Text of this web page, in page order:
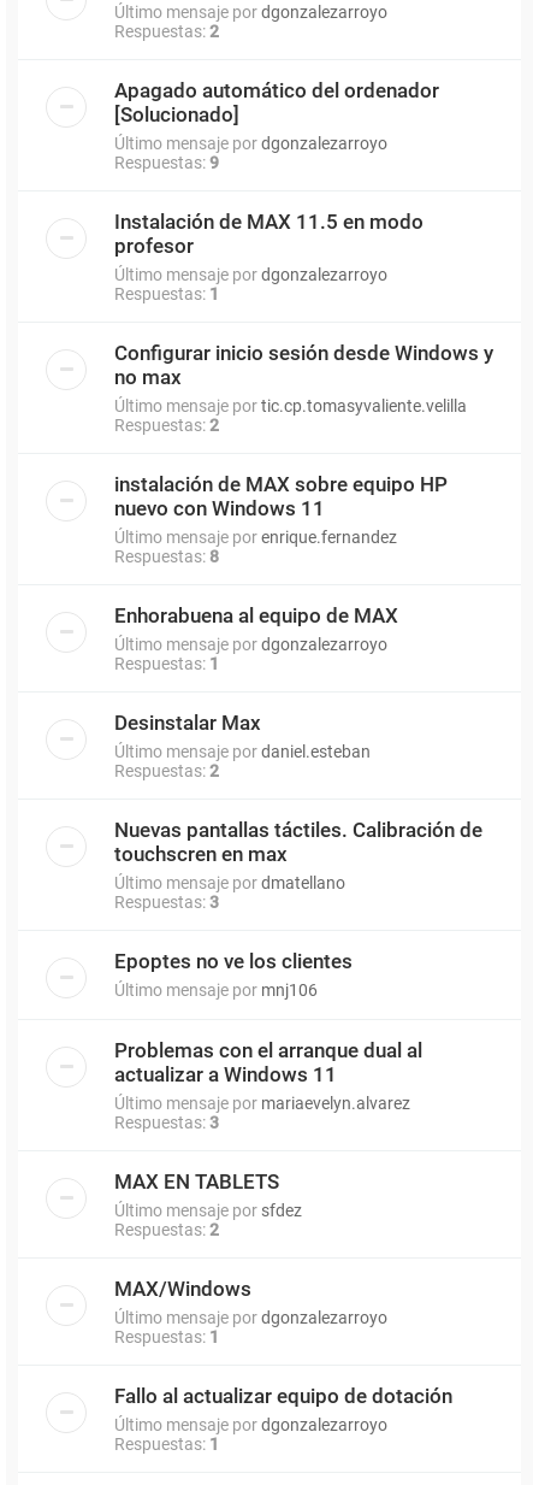
Último mensaje pordgonzalezarroyo
Respuestas:2
Apagado automático del ordenador
[Solucionado]
Último mensaje pordgonzalezarroyo
Respuestas:9
Instalación de MAX 11.5 en modo
profesor
Último mensaje pordgonzalezarroyo
Respuestas: 1
Configurar inicio sesión desde Windows y
no max
Último mensaje portic.cp.tomasyvaliente.velilla
Respuestas:2
instalación de MAX sobre equipo HP
nuevo con Windows 11
Último mensaje porenrique.fernandez
Respuestas: 8
Enhorabuena al equipo de MAX
Último mensaje pordgonzalezarroyo
Respuestas: 1
Desinstalar Max
Último mensaje pordaniel.esteban
Respuestas:2
Nuevas pantallas táctiles. Calibración de
touchscren en max
Último mensaje pordmatellano
Respuestas:3
Epoptes no ve los clientes
Último mensaje por mnj106
Problemas con el arranque dual al
actualizar a Windows 11
Último mensaje por mariaevelyn.alvarez
Respuestas:3
MAX EN TABLETS
Último mensaje por sfdez
Respuestas:2
MAX/Windows
Último mensaje pordgonzalezarroyo
Respuestas: 1
Fallo al actualizar equipo de dotación
Último mensaje pordgonzalezarroyo
Respuestas: 1